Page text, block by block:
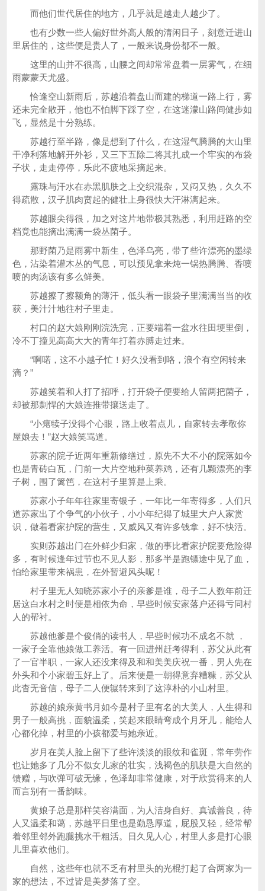
而他们世代居住的地方，几乎就是越走人越少了。
也有少数一些人偏好世外高人般的清闲日子，刻意迁进山
里居住的，这些便是贵人了，一般来说身份都不一般。
这里的山并不很高，山腰之间却常常盘着一层雾气，在细
雨蒙蒙天尤盛。
恰逢空山新雨后，苏越沿着盘山而建的梯道一路上行，雾
还未完全散开，他也不怕脚下踩了空，在这迷濛山路间健步如
飞，显然是十分熟练。
苏越行至半路，像是想到了什么，在这湿气腾腾的大山里
干净利落地解开外衫，又三下五除二将其扎成一个牢实的布袋
子状，走走停停，乐此不疲地采摘起来。
露珠与汗水在赤黑肌肤之上交织混杂，又闷又热，久久不
得疏散，汉子肌肉贲起的健壮上身很快大汗淋漓起来。
苏越眼尖得很，加之对这片地带极其熟悉，利用赶路的空
档竟也能摘出满满一袋丛菌子。
那野菌乃是雨雾中新生，色泽乌亮，带了些许漂亮的墨绿
色，沾染着灌木丛的气息，可以预见拿来炖一锅热腾腾、香喷
喷的肉汤该有多么鲜美。
苏越擦了擦额角的薄汗，低头看一眼袋子里满满当当的收
获，美汁汁地往村子里走。
村口的赵大娘刚刚浣洗完，正要端着一盆水往田埂里倒，
冷不丁撞见高高大大的青年打着赤膊走过来。
“啊喏，这不小越子忙！好久没看到咯，浪个有空闲转来
滴？”
苏越笑着和人打了招呼，打开袋子便要给人留两把菌子，
却被那剽悍的大娘连推带攘送走了。
“小瘪犊子没得个心眼，路上收着点儿，自家转去孝敬你
屋娘去！”赵大娘笑骂道。
苏家的院子近两年重新修缮过，原先不大不小的院落如今
也是青砖白瓦，门前一大片空地种菜养鸡，还有几颗漂亮的李
子树，围了篱笆，在这村子里算是上乘。
苏家小子年年往家里寄银子，一年比一年寄得多，人们只
道苏家出了个争气的小伙子，小小年纪得了城里大户人家赏
识，做着看家护院的营生，又威风又有许多钱拿，好不快活。
实则苏越出门在外鲜少归家，做的事比看家护院要危险得
多，有时候逢年过节也不见人影，那多半是跑镖途中见了血，
怕给家里带来祸患，在外暂避风头呢！
村子里无人知晓苏家小子的亲爹是谁，母子二人数年前迁
居这白水村之时便是相依为命，早些时候安家落户还得亏同村
人的帮衬。
苏越他爹是个俊俏的读书人，早些时候功不成名不就 ，
一家子全靠他娘做工养活。有一回进州赶考得利，苏父从此有
了一官半职，一家人还没来得及和和美美庆祝一番，男人先在
外头和个小家碧玉好上了。后来便是一朝得意弃糟糠，苏父从
此杳无音信，母子二人便辗转来到了这淳朴的小山村里。
苏越的娘亲黄书月如今是村子里有名的大美人，人生得和
男子一般高挑，面貌温柔，笑起来眼睛弯成个月牙儿，能给人
心都化掉，村里的小孩都爱与她亲近。
岁月在美人脸上留下了些许淡淡的眼纹和雀斑，常年劳作
也让她多了几分不似女儿家的壮实，浅褐色的肌肤是大自然的
馈赠，与吹弹可破无缘，色泽却非常健康，对于欣赏得来的人
而言别有一番韵味。
黄娘子总是那样笑容满面，为人洁身自好、真诚善良，待
人又温柔和蔼，苏越平日里也是勤恳厚道，屁股又轻，经常帮
着邻里邻外跑腿挑水干粗活。日久见人心，村里人多是打心眼
儿里喜欢他们。
自然，这些年也就不乏有村里头的光棍打起了合两家为一
家的想法，不过皆是美梦落了空。